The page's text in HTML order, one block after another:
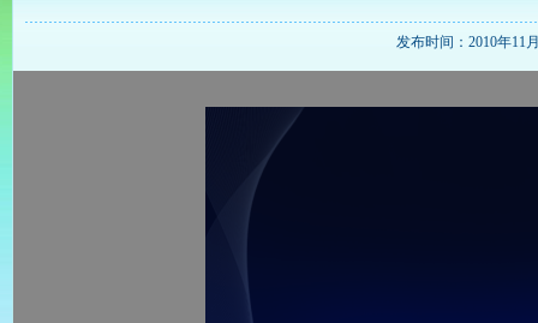
发布时间：2010年11